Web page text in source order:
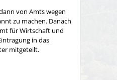
von Amts wegen
zu machen. Danach
für Wirtschaft und
in das
mitgeteilt.